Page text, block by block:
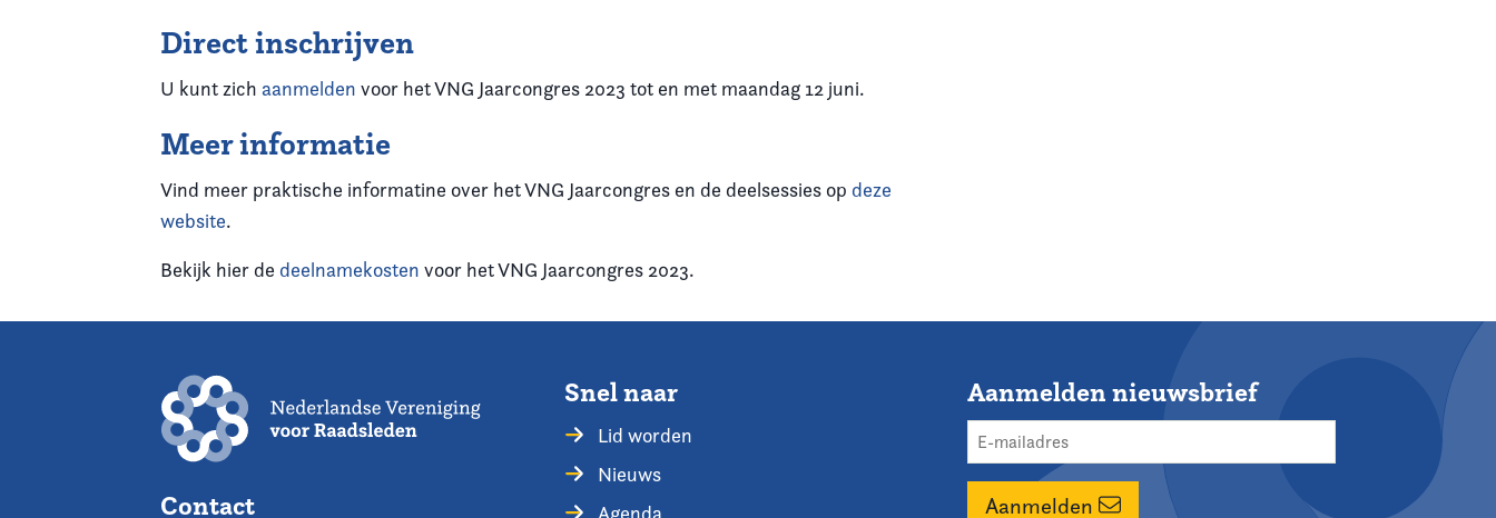
Direct inschrijven
U kunt zich aanmelden voor het VNG Jaarcongres 2023 tot en met maandag 12 juni.
Meer informatie
Vind meer praktische informatine over het VNG Jaarcongres en de deelsessies op deze
website.
Bekijk hier de deelnamekosten voor het VNG Jaarcongres 2023.
Contact
Snel naar
Lid worden
Nieuws
Agenda
Aanmelden nieuwsbrief
Aanmelden